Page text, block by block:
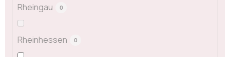
Rheingau 0
Rheinhessen 0